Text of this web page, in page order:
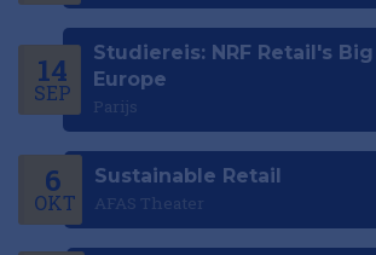
14
SEP
Studiereis: NRF Retail's
Europe
Parijs
6
OKT
Sustainable Retail
AFAS Theater